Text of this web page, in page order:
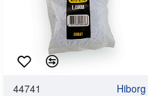
44741 Hiborg